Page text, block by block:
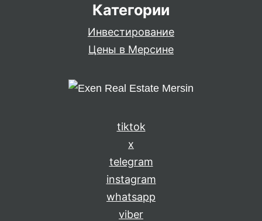
Категории
Инвестирование
Цены в Мерсине
tiktok
x
telegram
instagram
whatsapp
viber